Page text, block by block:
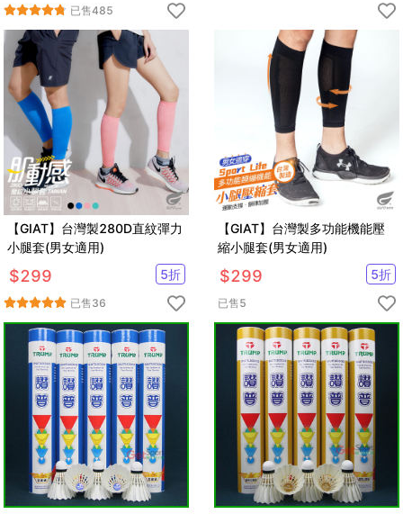
已售485
【GIAT】台灣製280D直紋彈力
小腿套(男女適用)
$299 5折
已售36
【GIAT】台灣製多功能機能壓
縮小腿套(男女適用)
$299 5折
已售5